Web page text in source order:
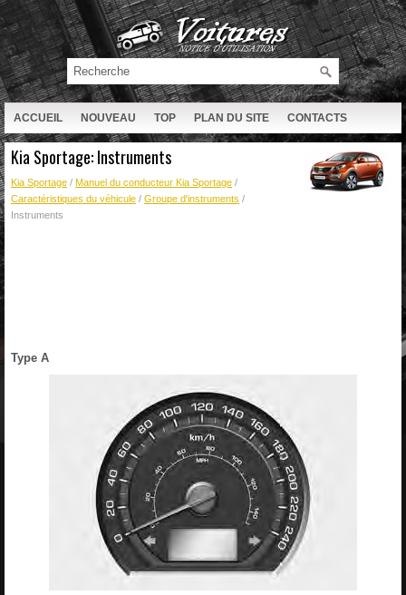
ACCUEIL NOUVEAU TOP PLAN DU SITE CONTACTS
RECHERCHE
Kia Sportage: Instruments
Kia Sportage / Manuel du conducteur Kia Sportage /
Caractéristiques du véhicule / Groupe d'instruments /
Instruments
Type A